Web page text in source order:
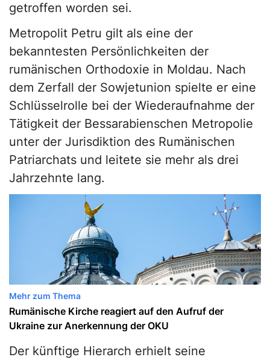
getroffen worden sei.
Metropolit Petru gilt als eine der
bekanntesten Persönlichkeiten der
rumänischen Orthodoxie in Moldau. Nach
dem Zerfall der Sowjetunion spielte er eine
Schlüsselrolle bei der Wiederaufnahme der
Tätigkeit der Bessarabienschen Metropolie
unter der Jurisdiktion des Rumänischen
Patriarchats und leitete sie mehr als drei
Jahrzehnte lang.
Mehr zum Thema
Rumänische Kirche reagiert auf den Aufruf der
Ukraine zur Anerkennung der OKU
Der künftige Hierarch erhielt seine